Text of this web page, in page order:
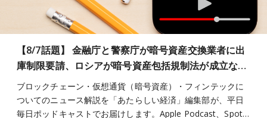
【8/7話題】 金融庁と警察庁が暗号資産交換業者に出
庫制限要請、ロシアが暗号資産包括規制法が成立な…
ブロックチェーン・仮想通貨（暗号資産）・フィンテックに
ついてのニュース解説を「あたらしい経済」編集部が、平日
毎日ポッドキャストでお届けします。Apple Podcast、Spot…